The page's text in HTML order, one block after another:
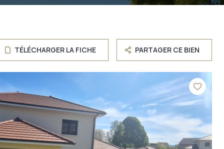
TÉLÉCHARGER LA FICHE PARTAGER CE BIEN